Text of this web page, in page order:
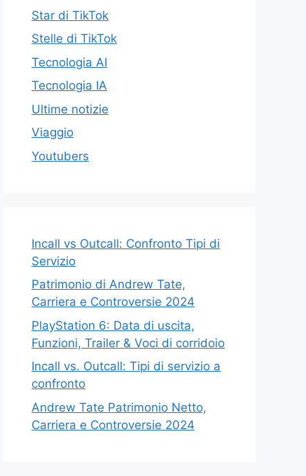
Star di TikTok
Stelle di TikTok
Tecnologia AI
Tecnologia IA
Ultime notizie
Viaggio
Youtubers
Incall vs Outcall: Confronto Tipi di
Servizio
Patrimonio di Andrew Tate,
Carriera e Controversie 2024
PlayStation 6: Data di uscita,
Funzioni, Trailer & Voci di corridoio
Incall vs. Outcall: Tipi di servizio a
confronto
Andrew Tate Patrimonio Netto,
Carriera e Controversie 2024